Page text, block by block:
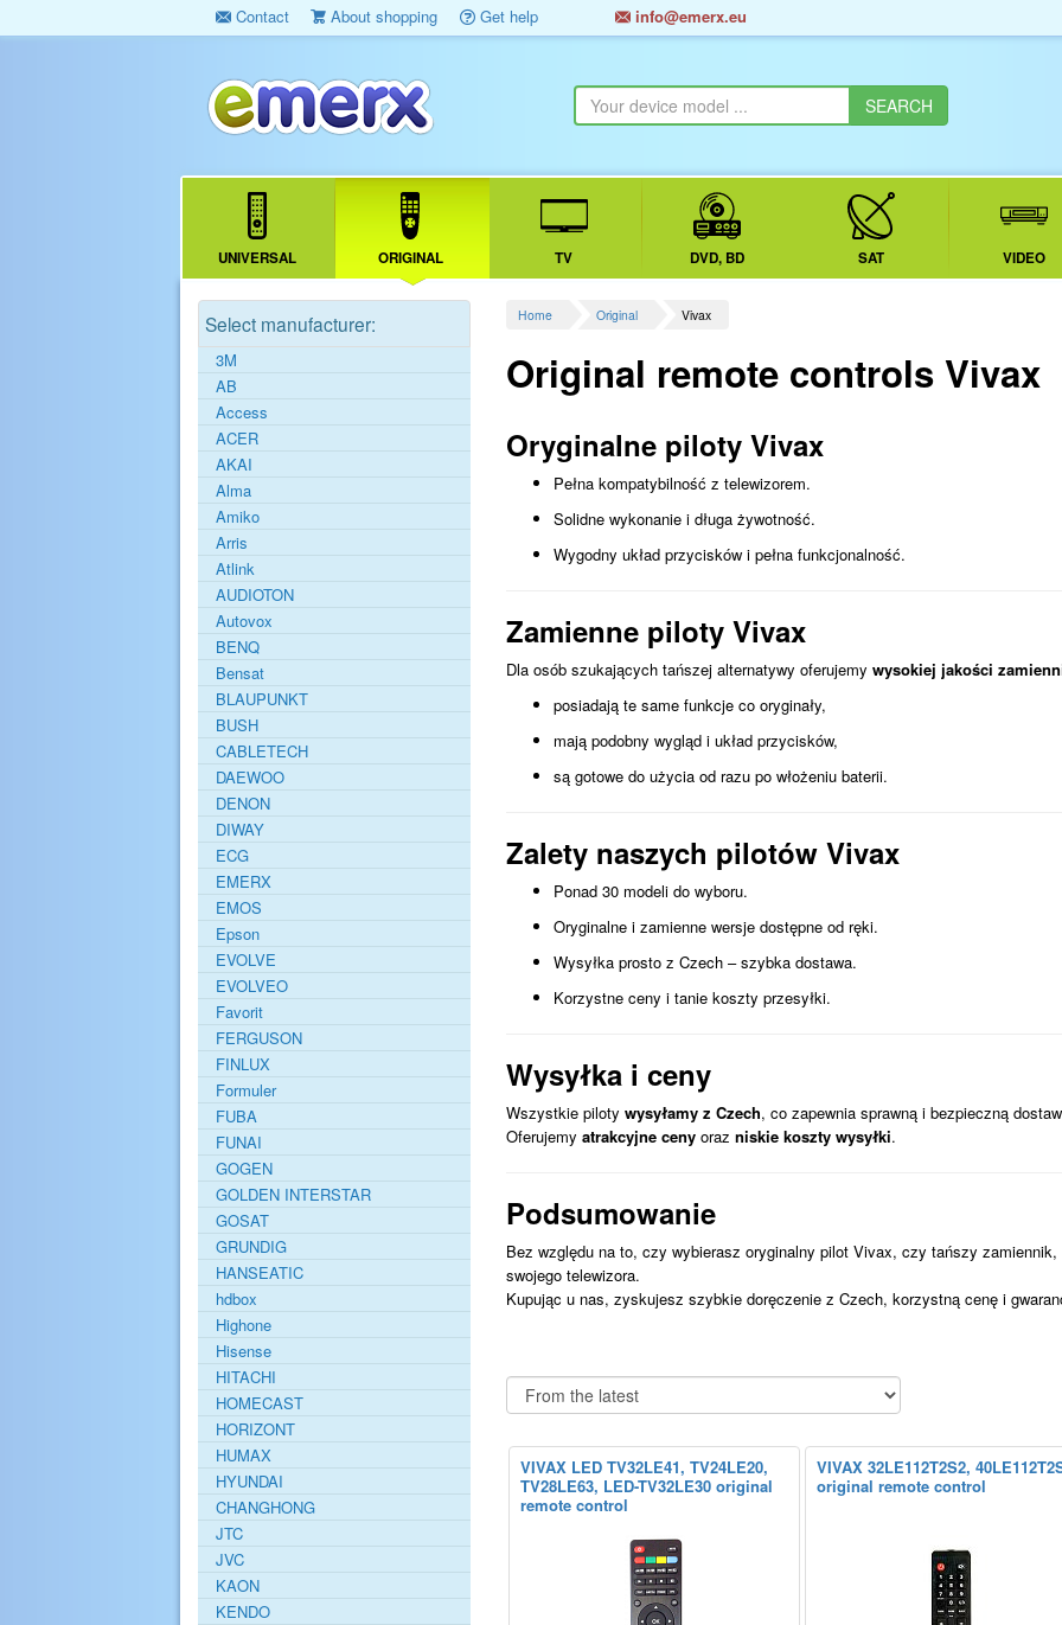
Contact About shopping Get help info@emerx.eu
UNIVERSAL ORIGINAL TV DVD, BD SAT VIDEO
Home Original Vivax
Original remote controls Vivax
Oryginalne piloty Vivax
Pełna kompatybilność z telewizorem.
Solidne wykonanie i długa żywotność.
Wygodny układ przycisków i pełna funkcjonalność.
Zamienne piloty Vivax
Dla osób szukających tańszej alternatywy oferujemy wysokiej jakości
posiadają te same funkcje co oryginały,
mają podobny wygląd i układ przycisków,
są gotowe do użycia od razu po włożeniu baterii.
Zalety naszych pilotów Vivax
Ponad 30 modeli do wyboru.
Oryginalne i zamienne wersje dostępne od ręki.
Wysyłka prosto z Czech – szybka dostawa.
Korzystne ceny i tanie koszty przesyłki.
Wysyłka i ceny
Wszystkie piloty wysyłamy z Czech, co zapewnia sprawną i bezpieczną
Oferujemy atrakcyjne ceny oraz niskie koszty wysyłki.
Podsumowanie
Bez względu na to, czy wybierasz oryginalny pilot Vivax, czy tańszy
swojego telewizora.
Kupując u nas, zyskujesz szybkie doręczenie z Czech, korzystną cenę i
VIVAX LED TV32LE41, TV24LE20,
TV28LE63, LED-TV32LE30 original
remote control
VIVAX 32LE112T2S2,
original remote control
Select manufacturer:
3M
AB
Access
ACER
AKAI
Alma
Amiko
Arris
Atlink
AUDIOTON
Autovox
BENQ
Bensat
BLAUPUNKT
BUSH
CABLETECH
DAEWOO
DENON
DIWAY
ECG
EMERX
EMOS
Epson
EVOLVE
EVOLVEO
Favorit
FERGUSON
FINLUX
Formuler
FUBA
FUNAI
GOGEN
GOLDEN INTERSTAR
GOSAT
GRUNDIG
HANSEATIC
hdbox
Highone
Hisense
HITACHI
HOMECAST
HORIZONT
HUMAX
HYUNDAI
CHANGHONG
JTC
JVC
KAON
KENDO